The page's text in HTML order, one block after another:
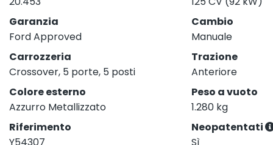
Garanzia
Ford Approved
Carrozzeria
Crossover, 5 porte, 5 posti
Colore esterno
Azzurro Metallizzato
Riferimento
Cambio
Manuale
Trazione
Anteriore
Peso a vuoto
1.280 kg
Neopatentati